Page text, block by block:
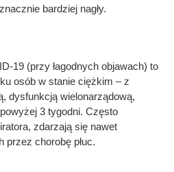
bardziej nagły.
19 (przy łagodnych objawach) to
osób w stanie ciężkim – z
dysfunkcją wielonarządową,
3 tygodni. Często
zdarzają się nawet
chorobę płuc.